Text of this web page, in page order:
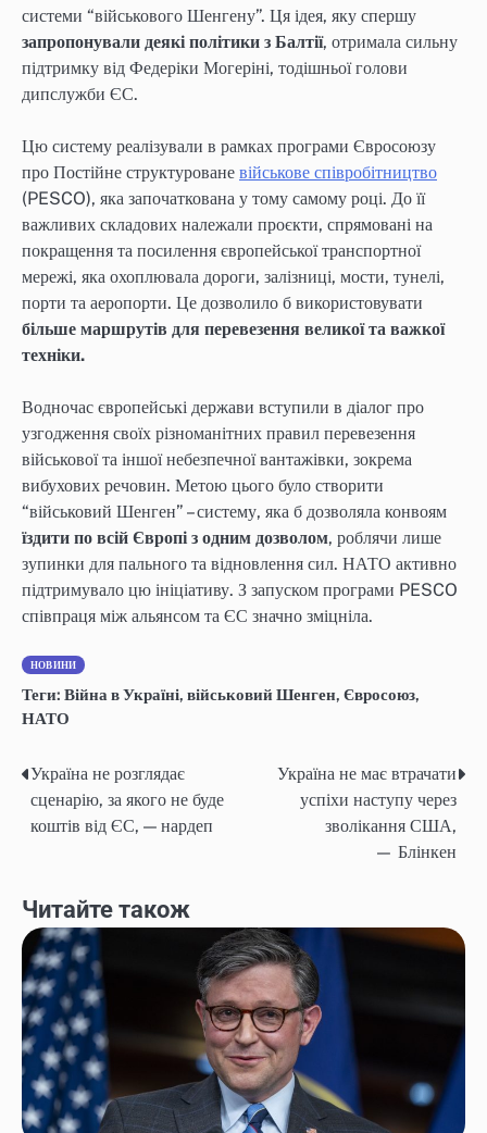
системи “військового Шенгену”. Ця ідея, яку спершу
запропонували деякі політики з Балтії, отримала сильну
підтримку від Федеріки Могеріні, тодішньої голови
дипслужби ЄС.
Цю систему реалізували в рамках програми Євросоюзу
про Постійне структуроване військове співробітництво
(PESCO), яка започаткована у тому самому році. До її
важливих складових належали проєкти, спрямовані на
покращення та посилення європейської транспортної
мережі, яка охоплювала дороги, залізниці, мости, тунелі,
порти та аеропорти. Це дозволило б використовувати
більше маршрутів для перевезення великої та важкої
техніки.
Водночас європейські держави вступили в діалог про
узгодження своїх різноманітних правил перевезення
військової та іншої небезпечної вантажівки, зокрема
вибухових речовин. Метою цього було створити
“військовий Шенген” – систему, яка б дозволяла конвоям
їздити по всій Європі з одним дозволом, роблячи лише
зупинки для пального та відновлення сил. НАТО активно
підтримувало цю ініціативу. З запуском програми PESCO
співпраця між альянсом та ЄС значно зміцніла.
НОВИНИ
Теги: Війна в Україні, військовий Шенген, Євросоюз,
НАТО
Post
navigation
Україна не розглядає
сценарію, за якого не буде
коштів від ЄС, — нардеп
Україна не має втрачати
успіхи наступу через
зволікання США,
— Блінкен
Читайте також